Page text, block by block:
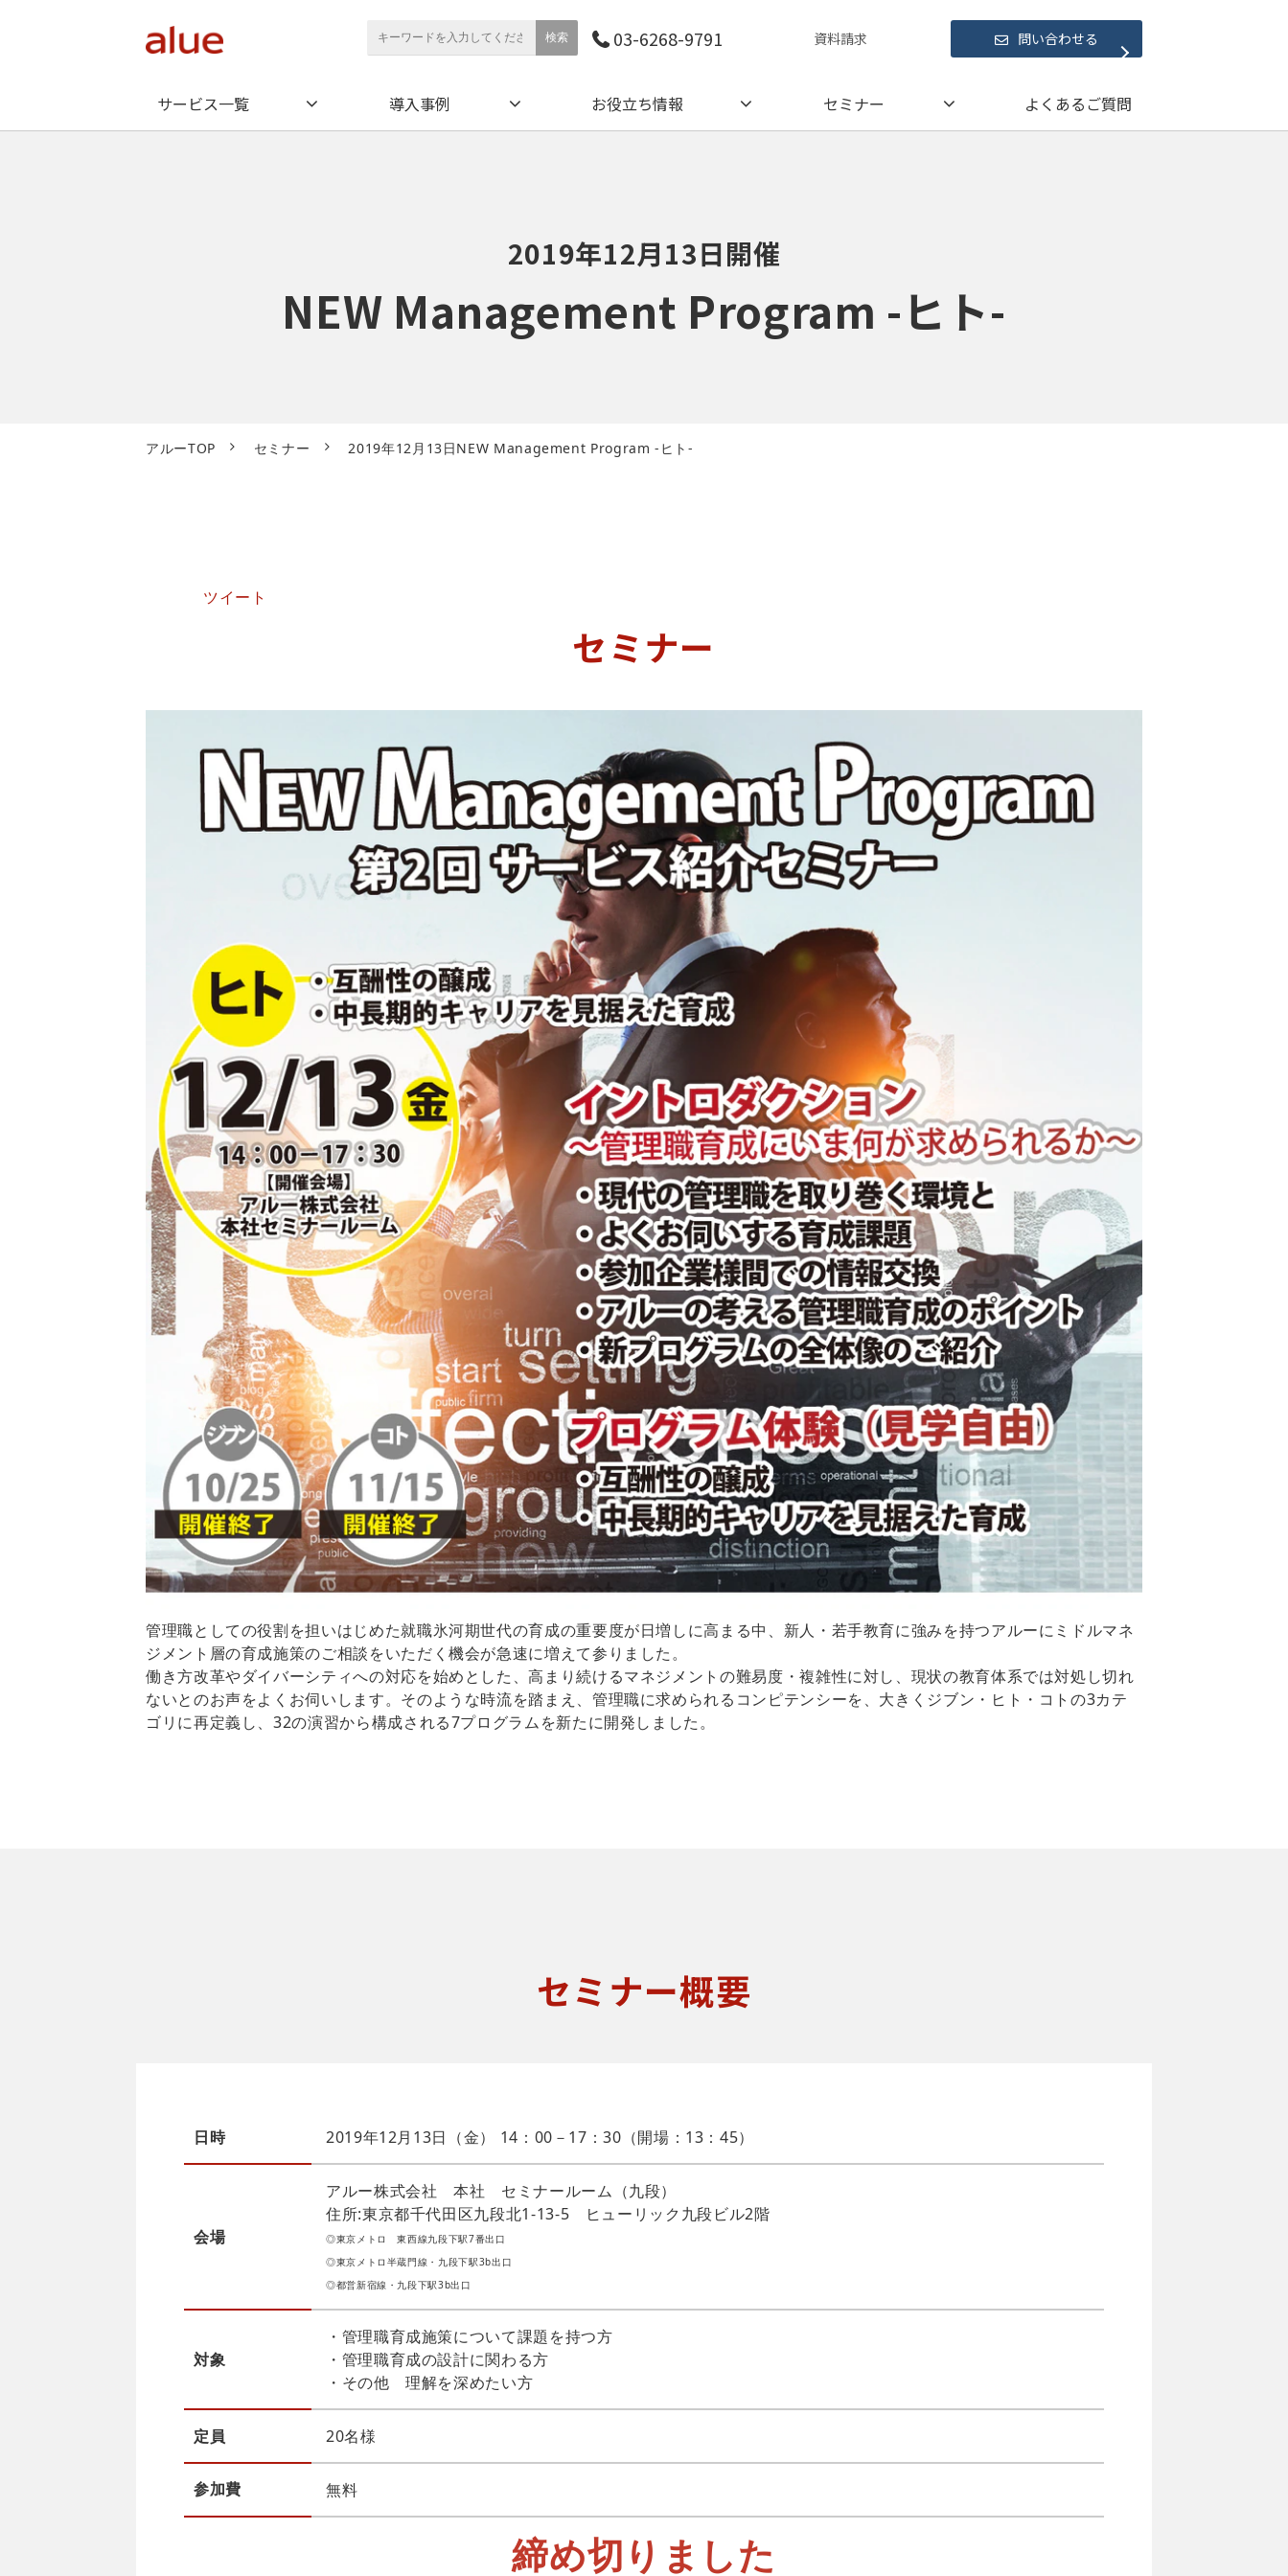
03-6268-9791 資料請求 問い合わせる
サービス一覧 導入事例 お役立ち情報 セミナー よくあるご質問
2019年12月13日開催
NEW Management Program -ヒト-
アルーTOP セミナー 2019年12月13日NEW Management Program -ヒト-
ツイート
セミナー
管理職としての役割を担いはじめた就職氷河期世代の育成の重要度が日増しに高まる中、新人・若手教育に強みを持つアルーにミドルマネ
ジメント層の育成施策のご相談をいただく機会が急速に増えて参りました。
働き方改革やダイバーシティへの対応を始めとした、高まり続けるマネジメントの難易度・複雑性に対し、現状の教育体系では対処し切れ
ないとのお声をよくお伺いします。そのような時流を踏まえ、管理職に求められるコンピテンシーを、大きくジブン・ヒト・コトの3カテ
ゴリに再定義し、32の演習から構成される7プログラムを新たに開発しました。
セミナー概要
日時 2019年12月13日（金） 14：00－17：30（開場：13：45）
会場
アルー株式会社 本社 セミナールーム（九段）
住所:東京都千代田区九段北1-13-5 ヒューリック九段ビル2階
◎東京メトロ 東西線九段下駅7番出口
◎東京メトロ半蔵門線・九段下駅3b出口
◎都営新宿線・九段下駅3b出口
対象
・管理職育成施策について課題を持つ方
・管理職育成の設計に関わる方
・その他 理解を深めたい方
定員 20名様
参加費 無料
締め切りました